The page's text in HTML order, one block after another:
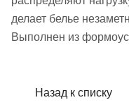
делает белье
Выполнен из
Назад к списку